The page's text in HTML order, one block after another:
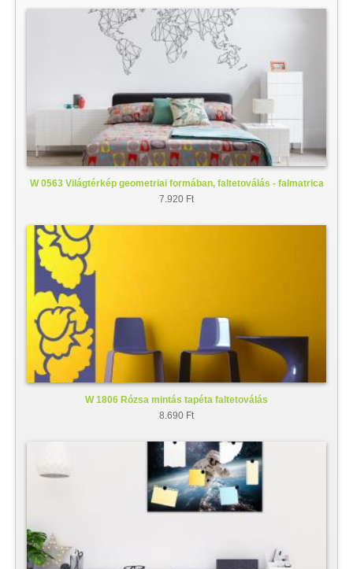
W 0563 Világtérkép geometriai formában, faltetoválás - falmatrica
7.920 Ft
W 1806 Rózsa mintás tapéta faltetoválás
8.690 Ft